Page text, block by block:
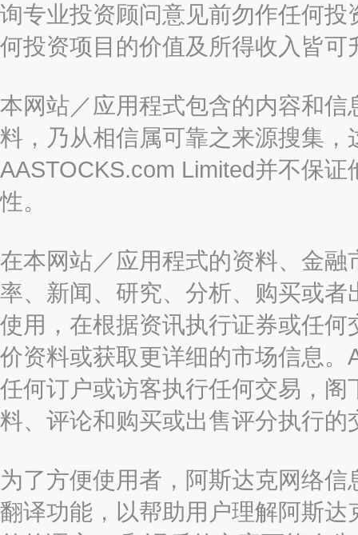
询专业投资顾问意见前勿作任何
何投资项目的价值及所得收入皆可
本网站／应用程式包含的内容和
料，乃从相信属可靠之来源搜集
AASTOCKS.com Limited并不保
性。
在本网站／应用程式的资料、金
率、新闻、研究、分析、购买或
使用，在根据资讯执行证券或任
价资料或获取更详细的市场信息
任何订户或访客执行任何交易，
料、评论和购买或出售评分执行的
为了方便使用者，阿斯达克网络
翻译功能，以帮助用户理解阿斯